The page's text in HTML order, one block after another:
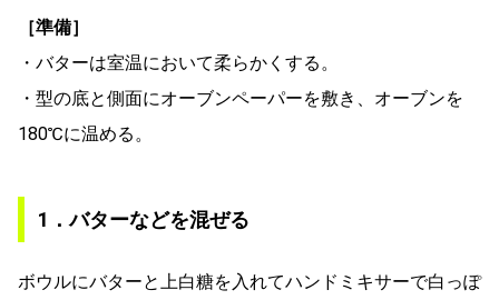
［準備］
・バターは室温において柔らかくする。
・型の底と側面にオーブンペーパーを敷き、オーブンを
180℃に温める。
1．バターなどを混ぜる
ボウルにバターと上白糖を入れてハンドミキサーで白っぽ